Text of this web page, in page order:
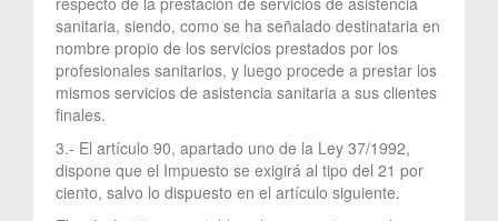
sanitaria, siendo, como se ha señalado destinataria en
nombre propio de los servicios prestados por los
profesionales sanitarios, y luego procede a prestar los
mismos servicios de asistencia sanitaria a sus clientes
finales.
3.- El artículo 90, apartado uno de la Ley 37/1992,
dispone que el Impuesto se exigirá al tipo del 21 por
ciento, salvo lo dispuesto en el artículo siguiente.